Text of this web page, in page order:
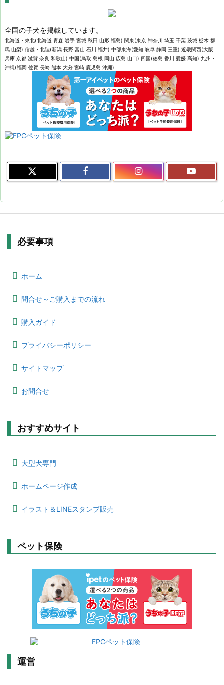
全国の子犬を掲載しています。
北海道・東北(北海道 青森 岩手 宮城 秋田 山形 福島) 関東(東京 神奈川 埼玉 千葉 茨城 栃木 群
馬 山梨) 信越・北陸(新潟 長野 富山 石川 福井) 中部東海(愛知 岐阜 静岡 三重) 近畿関西(大阪
兵庫 京都 滋賀 奈良 和歌山) 中国(鳥取 島根 岡山 広島 山口) 四国(徳島 香川 愛媛 高知) 九州・
沖縄(福岡 佐賀 長崎 熊本 大分 宮崎 鹿児島 沖縄)
必要事項
ホーム
問合せ～ご購入までの流れ
購入ガイド
プライバシーポリシー
サイトマップ
お問合せ
おすすめサイト
大型犬専門
ホームページ作成
イラスト＆LINEスタンプ販売
ペット保険
運営